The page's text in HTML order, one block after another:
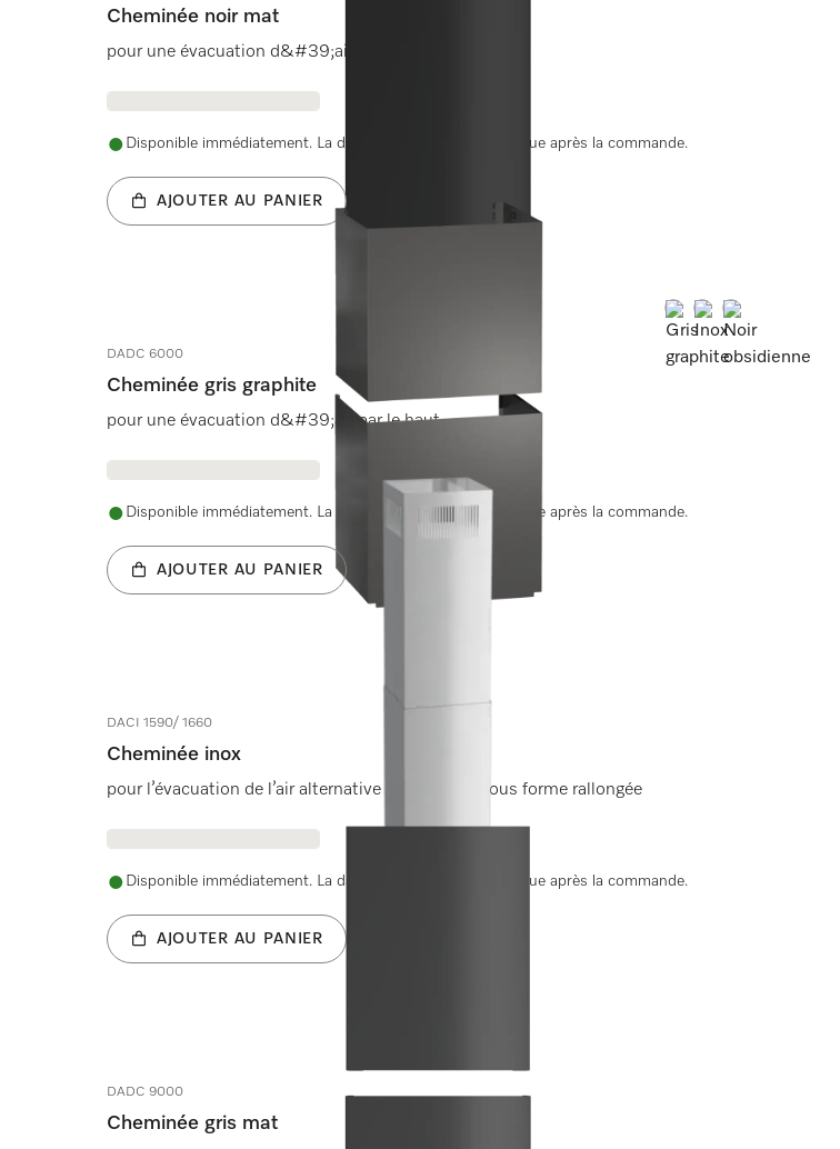
Cheminée noir mat
pour une évacuation d&#39;air par le haut.
Disponible immédiatement. La date de livraison est convenue après la commande.
AJOUTER AU PANIER
Couleur:
Couleur:Couleur:
DADC 6000
Cheminée gris graphite
pour une évacuation d&#39;air par le haut.
Disponible immédiatement. La date de livraison est convenue après la commande.
AJOUTER AU PANIER
DACI 1590/ 1660
Cheminée inox
pour l’évacuation de l’air alternative vers le haut sous forme rallongée
Disponible immédiatement. La date de livraison est convenue après la commande.
AJOUTER AU PANIER
DADC 9000
Cheminée gris mat